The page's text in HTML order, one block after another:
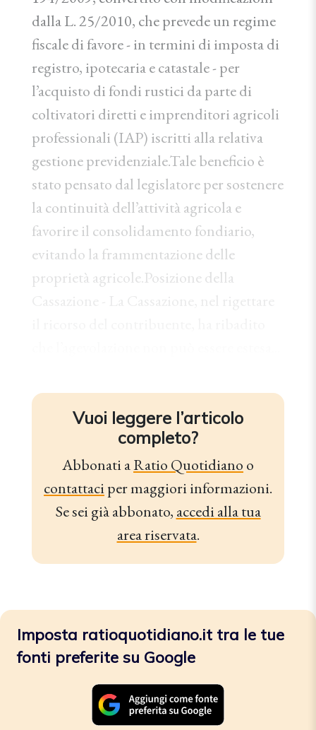
dalla L. 25/2010, che prevede un regime
fiscale di favore - in termini di imposta di
registro, ipotecaria e catastale - per
l’acquisto di fondi rustici da parte di
coltivatori diretti e imprenditori agricoli
professionali (IAP) iscritti alla relativa
gestione previdenziale.Tale beneficio è
stato pensato dal legislatore per sostenere
la continuità dell’attività agricola e
favorire il consolidamento fondiario,
evitando la frammentazione delle
proprietà agricole.Posizione della
Vuoi leggere l’articolo
completo?
Abbonati aRatio Quotidiano o
contattaciper maggiori informazioni.
Se sei già abbonato, accedi alla tua
area riservata.
Imposta ratioquotidiano.it tra le tue
fonti preferite su Google